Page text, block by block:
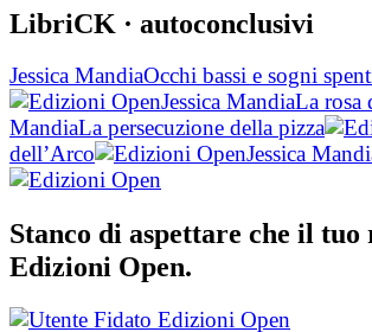
LibriCK · autoconclusivi
Jessica MandiaOcchi bassi e sogni
Jessica MandiaLa rosa
MandiaLa persecuzione della pizza
dell’Arco
Jessica
Stanco di aspettare che il
Edizioni Open.